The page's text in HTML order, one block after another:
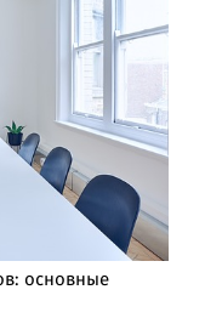
основные